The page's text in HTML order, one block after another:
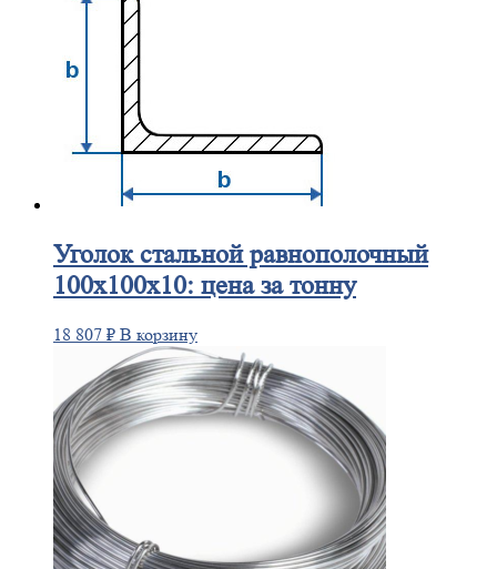
Уголокстальной равнополочный
100х100х10: цена за тонну
18 807 ₽ В корзину